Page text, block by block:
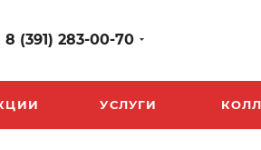
8 (391) 283-00-70
УСЛУГИ